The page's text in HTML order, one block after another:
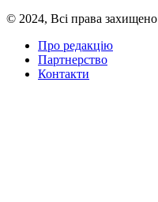
© 2024, Всі права захищено
Про редакцію
Партнерство
Контакти